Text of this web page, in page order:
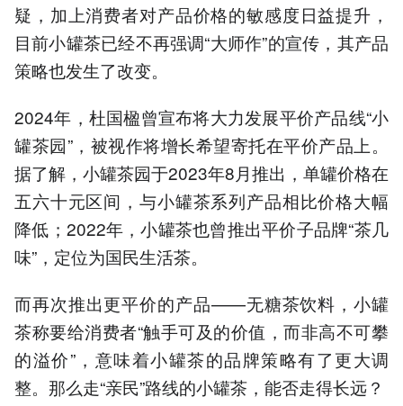
疑，加上消费者对产品价格的敏感度日益提升，
目前小罐茶已经不再强调“大师作”的宣传，其产品
策略也发生了改变。
2024年，杜国楹曾宣布将大力发展平价产品线“小
罐茶园”，被视作将增长希望寄托在平价产品上。
据了解，小罐茶园于2023年8月推出，单罐价格在
五六十元区间，与小罐茶系列产品相比价格大幅
降低；2022年，小罐茶也曾推出平价子品牌“茶几
味”，定位为国民生活茶。
而再次推出更平价的产品——无糖茶饮料，小罐
茶称要给消费者“触手可及的价值，而非高不可攀
的溢价”，意味着小罐茶的品牌策略有了更大调
整。那么走“亲民”路线的小罐茶，能否走得长远？